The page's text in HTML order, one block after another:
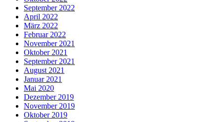
September 2022
April 2022
März 2022
Februar 2022
November 2021
Oktober 2021
September 2021
August 2021
Januar 2021
Mai 2020
Dezember 2019
November 2019
Oktober 2019